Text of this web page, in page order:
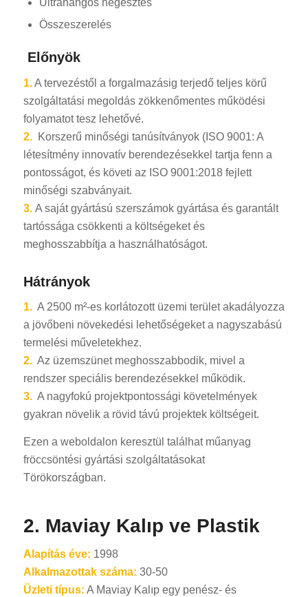
Ultrahangos hegesztés
Összeszerelés
Előnyök
1.A tervezéstől a forgalmazásig terjedő teljes körű
szolgáltatási megoldás zökkenőmentes működési
folyamatot tesz lehetővé.
2.Korszerű minőségi tanúsítványok (ISO 9001: A
létesítmény innovatív berendezésekkel tartja fenn a
pontosságot, és követi az ISO 9001:2018 fejlett
minőségi szabványait.
3.A saját gyártású szerszámok gyártása és garantált
tartóssága csökkenti a költségeket és
meghosszabbítja a használhatóságot.
Hátrányok
1.A 2500 m²-es korlátozott üzemi terület akadályozza
a jövőbeni növekedési lehetőségeket a nagyszabású
termelési műveletekhez.
2.Az üzemszünet meghosszabbodik, mivel a
rendszer speciális berendezésekkel működik.
3.A nagyfokú projektpontossági követelmények
gyakran növelik a rövid távú projektek költségeit.
Ezen a weboldalon keresztül találhat műanyag
fröccsöntési gyártási szolgáltatásokat
Törökországban.
2. Maviay Kalıp ve Plastik
Alapítás éve: 1998
Alkalmazottak száma: 30-50
Üzleti típus: A Maviay Kalıp egy penész- és